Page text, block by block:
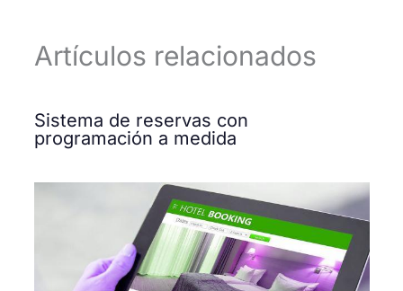
Artículos relacionados
Sistema de reservas con
programación a medida